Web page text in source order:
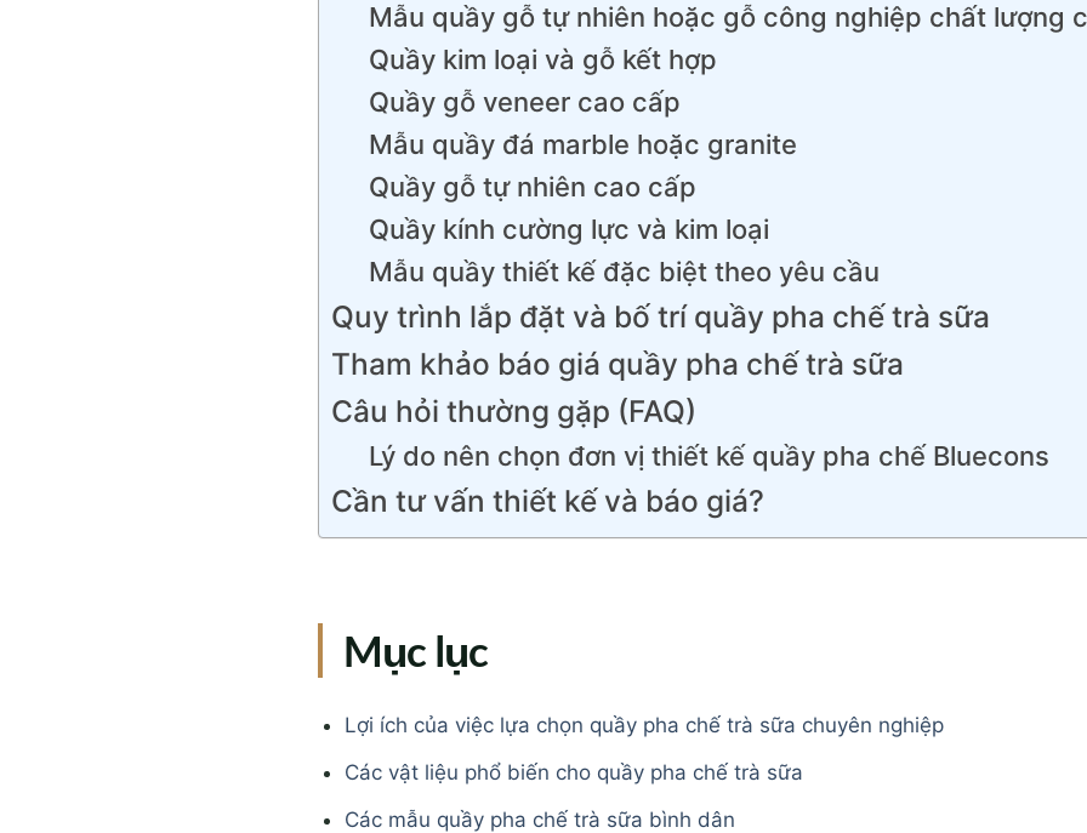
Mẫu quầy gỗ tự nhiên hoặc gỗ công nghiệp chất lượng
Quầy kim loại và gỗ kết hợp
Quầy gỗ veneer cao cấp
Mẫu quầy đá marble hoặc granite
Quầy gỗ tự nhiên cao cấp
Quầy kính cường lực và kim loại
Mẫu quầy thiết kế đặc biệt theo yêu cầu
Quy trình lắp đặt và bố trí quầy pha chế trà sữa
Tham khảo báo giá quầy pha chế trà sữa
Câu hỏi thường gặp (FAQ)
Lý do nên chọn đơn vị thiết kế quầy pha chế Bluecons
Cần tư vấn thiết kế và báo giá?
Mục lục
Lợi ích của việc lựa chọn quầy pha chế trà sữa chuyên nghiệp
Các vật liệu phổ biến cho quầy pha chế trà sữa
Các mẫu quầy pha chế trà sữa bình dân